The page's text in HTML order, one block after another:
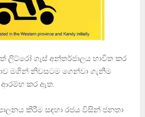
ලිට්රෝ ගෑස් අන්තර්ජාලය භාවිත කර
මගින් නිවසටම ගෙන්වා ගැනීම
ආරම්භ කර ඇත.
කිරීම සඳහා රජය විසින් ජනතා